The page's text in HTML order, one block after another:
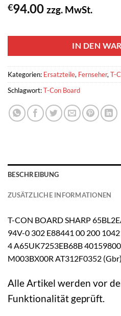
€94.00 zzg. MwSt.
IN DEN
Kategorien: Ersatzteile, Fernseher,T-
Schlagwort:T-Con Board
BESCHREIBUNG
ZUSÄTZLICHE INFORMATIONEN
T-CON BOARD SHARP
94V-0 302 E88441 00 200
4 A65UK7253EB68B
M003BX00R AT312F0352
Alle Artikel werden vor
Funktionalität geprüft.